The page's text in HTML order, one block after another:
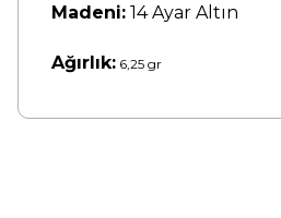
Madeni: 14 Ayar Altın
Ağırlık: 6,25 gr